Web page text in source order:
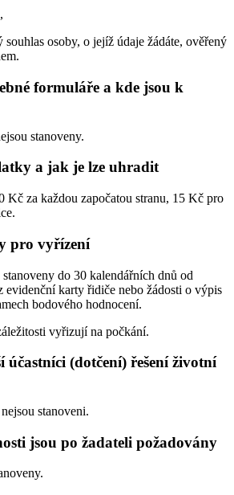
souhlas osoby, o jejíž údaje žádáte, ověřený
formuláře a kde jsou k
stanoveny.
a jak je lze uhradit
Kč za každou započatou stranu, 15 Kč pro
pro vyřízení
do 30 kalendářních dnů od
evidenční karty řidiče nebo žádosti o výpis
bodového hodnocení.
vyřizují na počkání.
účastníci (dotčení) řešení životní
stanoveni.
jsou po žadateli požadovány